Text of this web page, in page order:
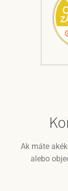
Ak máte
alebo